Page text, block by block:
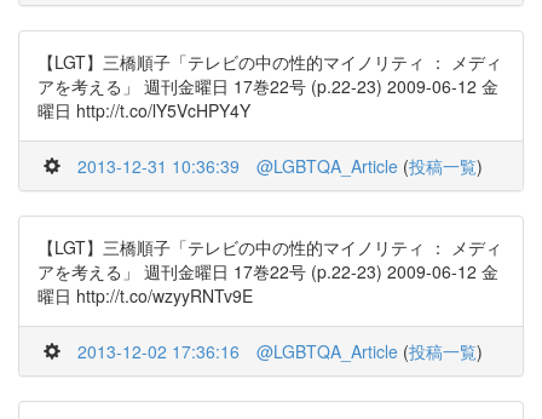
【LGT】三橋順子「テレビの中の性的マイノリティ ： メディ
アを考える」 週刊金曜日 17巻22号 (p.22-23) 2009-06-12 金
曜日 http://t.co/lY5VcHPY4Y
2013-12-31 10:36:39 @LGBTQA_Article (投稿一覧)
【LGT】三橋順子「テレビの中の性的マイノリティ ： メディ
アを考える」 週刊金曜日 17巻22号 (p.22-23) 2009-06-12 金
曜日 http://t.co/wzyyRNTv9E
2013-12-02 17:36:16 @LGBTQA_Article (投稿一覧)